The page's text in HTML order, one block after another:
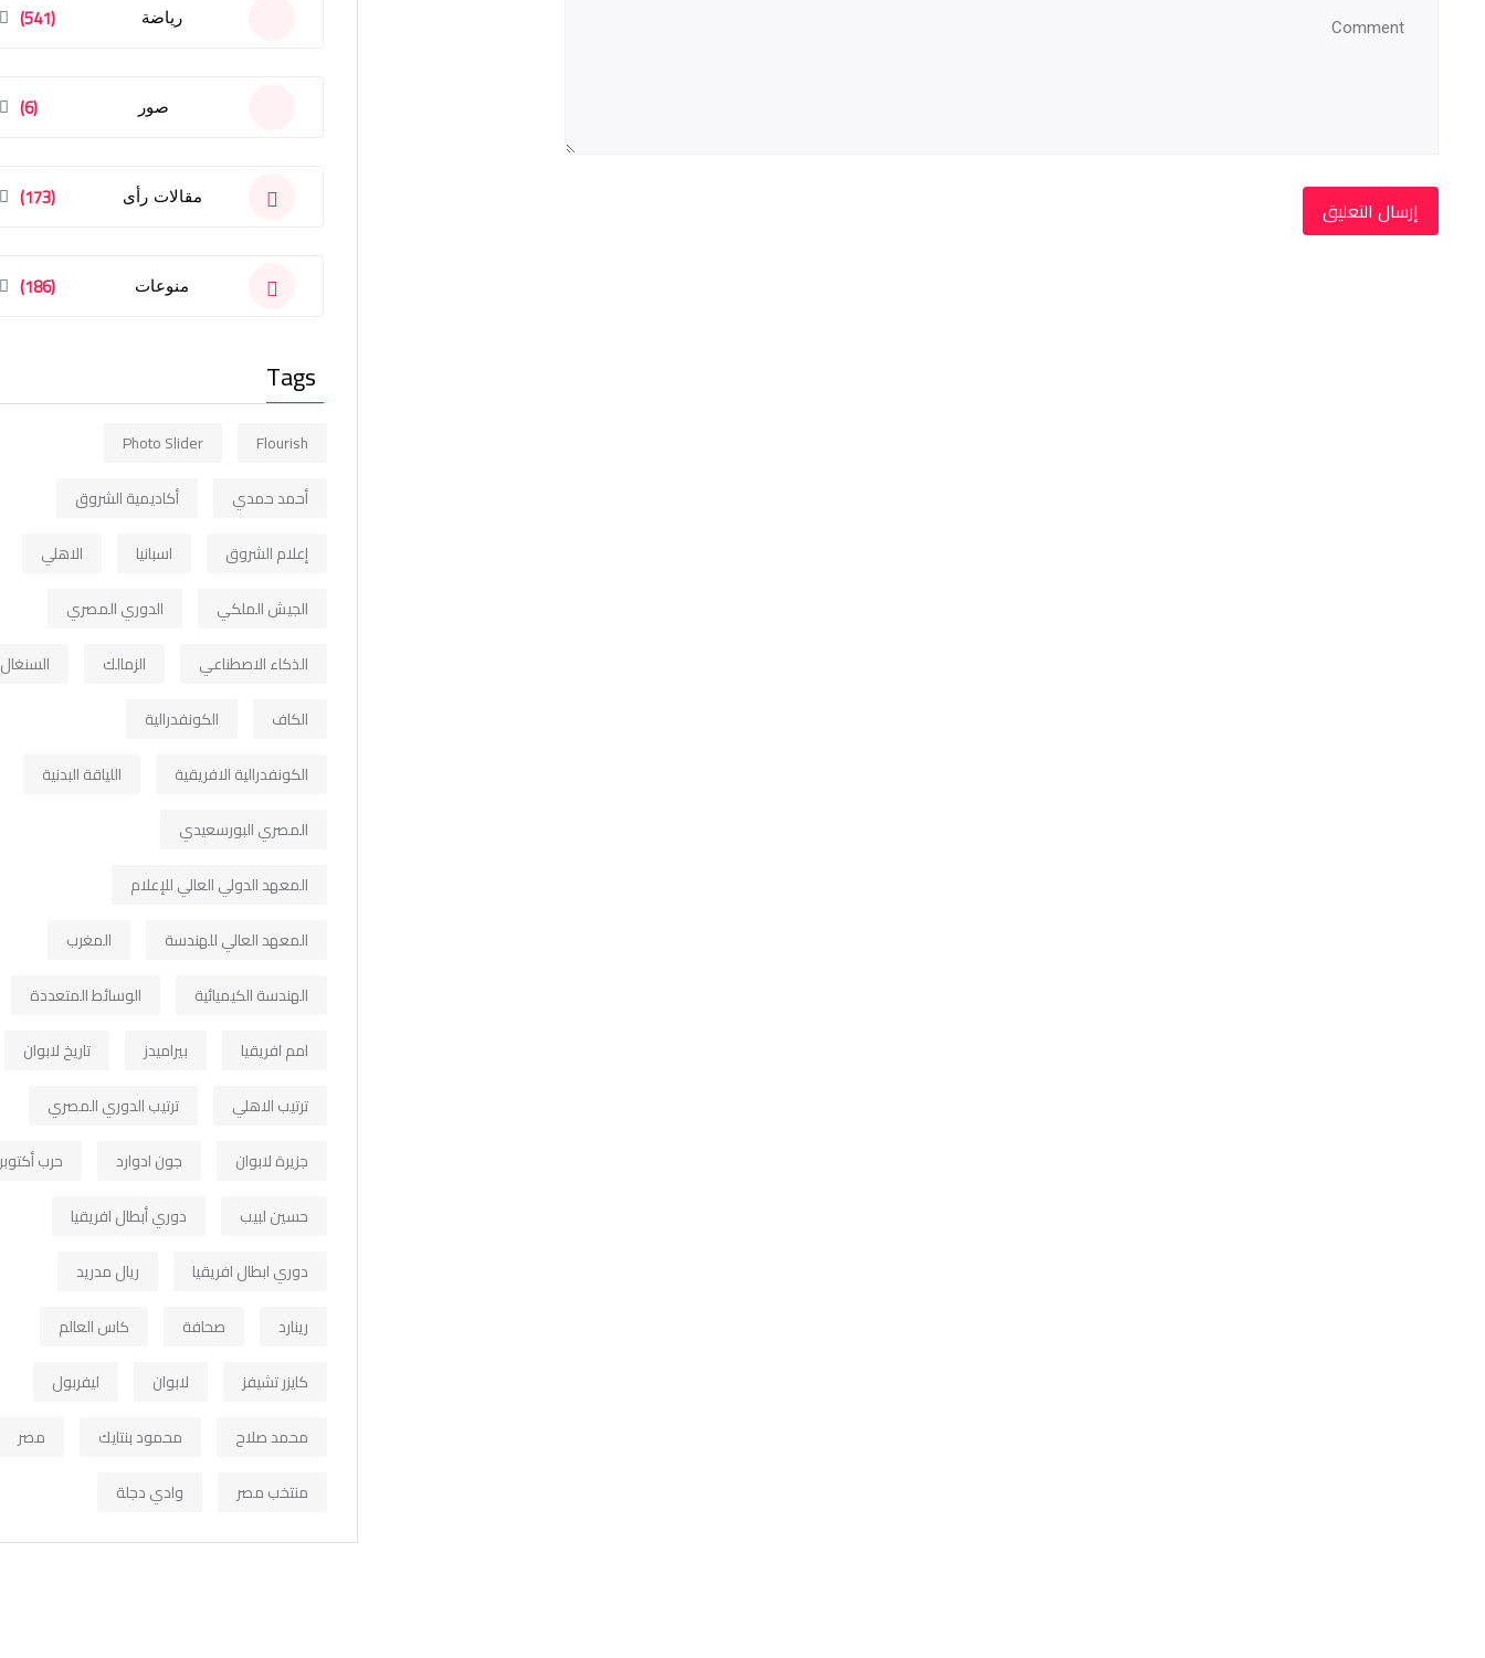
رياضة (541)
صور (6)
مقالات رأى (173)
منوعات (186)
Tags
Flourish
Photo Slider
أحمد حمدي
أكاديمية الشروق
إعلام الشروق
اسبانيا
الاهلي
الجيش الملكي
الدوري المصري
الذكاء الاصطناعي
الزمالك
السنغال
الكاف
الكونفدرالية
الكونفدرالية الافريقية
اللياقة البدنية
المصري البورسعيدي
المعهد الدولي العالي للإعلام
المعهد العالي للهندسة
المغرب
الهندسة الكيميائية
الوسائط المتعددة
امم افريقيا
بيراميدز
تاريخ لابوان
ترتيب الاهلي
ترتيب الدوري المصري
جزيرة لابوان
جون ادوارد
حرب أكتوبر
حسين لبيب
دوري أبطال افريقيا
دوري ابطال افريقيا
ريال مدريد
رينارد
صحافة
كاس العالم
كايزر تشيفز
لابوان
ليفربول
محمد صلاح
محمود بنتايك
مصر
منتخب مصر
وادي دجلة